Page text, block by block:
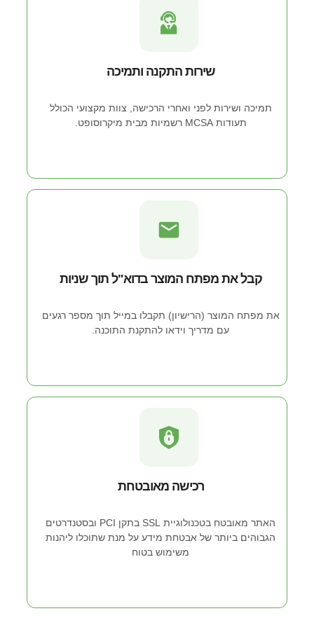
שירות התקנה ותמיכה
תמיכה ושירות לפני ואחרי הרכישה, צוות מקצועי הכולל
תעודות MCSA רשמיות מבית מיקרוסופט.
קבל את מפתח המוצר בדוא"ל תוך שניות
את מפתח המוצר (הרישיון) תקבלו במייל תוך מספר רגעים
עם מדריך וידאו להתקנת התוכנה.
רכישה מאובטחת
האתר מאובטח בטכנולוגיית SSL בתקן PCI ובסטנדרטים
הגבוהים ביותר של אבטחת מידע על מנת שתוכלו ליהנות
משימוש בטוח